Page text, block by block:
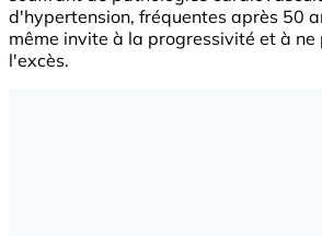
d'hypertension, fréquentes après 50
même invite à la progressivité et à ne
l'excès.